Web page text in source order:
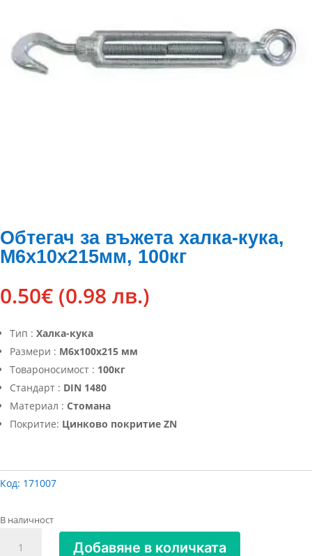
Обтегач за въжета халка-кука,
М6х10х215мм, 100кг
0.50€ (0.98 лв.)
Тип : Халка-кука
Размери : М6х100х215 мм
Товароносимост : 100кг
Стандарт : DIN 1480
Материал : Стомана
Покритие: Цинково покритие ZN
Код: 171007
В наличност
Добавяне в количката